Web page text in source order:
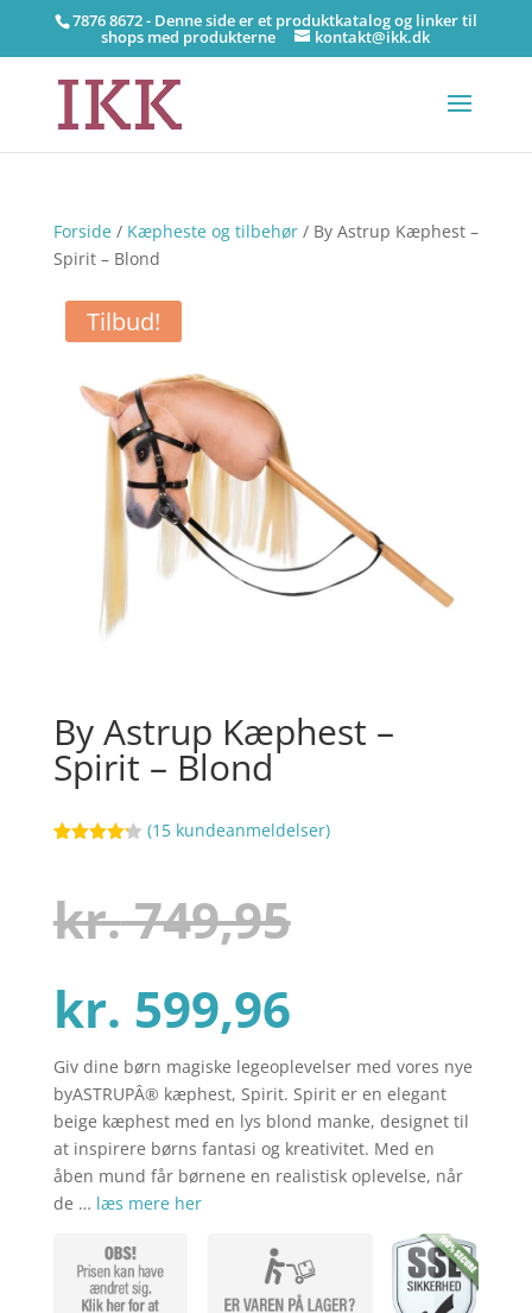
7876 8672 - Denne side er et produktkatalog og linker til
shops med produkterne kontakt@ikk.dk
Forside/ Kæpheste og tilbehør/ By Astrup Kæphest –
Spirit – Blond
Tilbud!
By Astrup Kæphest –
Spirit – Blond
baseret
på
kundebedø
(15 kundeanmeldelser)
kr.749,95
pris
var:
kr.
kr. 599,96Den
aktuelle
pris
er:
Giv dine børn magiske legeoplevelser med vores nye
byASTRUPÂ® kæphest, Spirit. Spirit er en elegant
beige kæphest med en lys blond manke, designet til
at inspirere børns fantasi og kreativitet. Med en
åben mund får børnene en realistisk oplevelse, når
de … læs mere her